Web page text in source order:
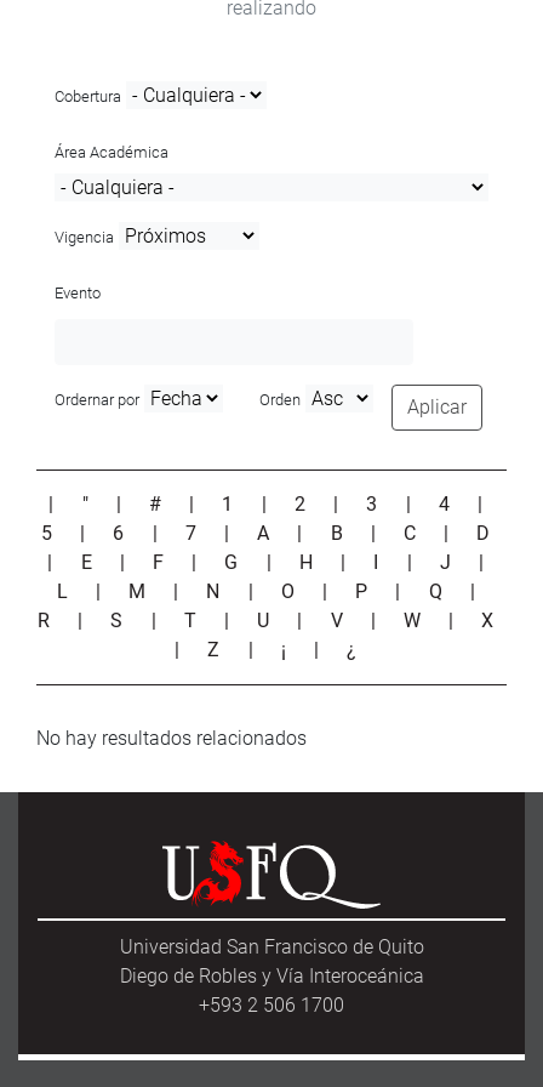
realizando
Cobertura
Área Académica
Vigencia
Evento
Ordernar por Orden Aplicar
| " | # | 1 | 2 |3 | 4
|
5
| 6 | 7 |A | B | C | D
| E | F | G | H | I | J
|
L
| M | N | O | P | Q
|
R
|S | T | U | V |W |X
|Z | ¡ |¿
No hay resultados relacionados
Universidad San Francisco de Quito
Diego de Robles y Vía Interoceánica
+593 2 506 1700